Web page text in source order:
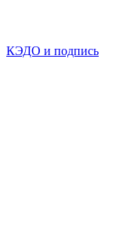
КЭДО и подпись